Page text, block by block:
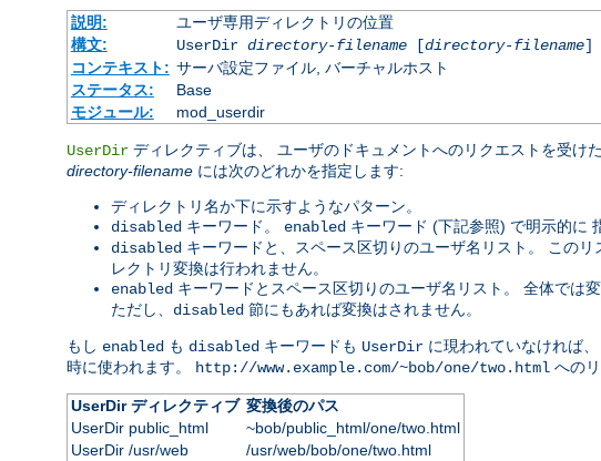
説明:
ユーザ専用ディレクトリの位置
構文:
UserDir directory-filename[directory-filename]
コンテキスト: サーバ設定ファイル, バーチャルホスト
ステータス:
Base
モジュール:
mod_userdir
UserDir ディレクティブは、 ユーザのドキュメントへのリクエストを受け
directory-filename には次のどれかを指定します:
ディレクトリ名か下に示すようなパターン。
disabled キーワード。 enabled キーワード (下記参照) で明示的に
disabled キーワードと、スペース区切りのユーザ名リスト。 この
レクトリ変換は行われません。
enabled キーワードとスペース区切りのユーザ名リスト。 全体では
ただし、 disabled 節にもあれば変換はされません。
もし enabled も disabled キーワードも UserDir に現われていなければ
時に使われます。
http://www.example.com/~bob/one/two.html への
UserDir ディレクティブ 変換後のパス
UserDir public_html
~bob/public_html/one/two.html
UserDir /usr/web
/usr/web/bob/one/two.html